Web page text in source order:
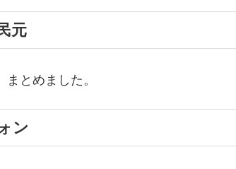
元
とめました。
ン